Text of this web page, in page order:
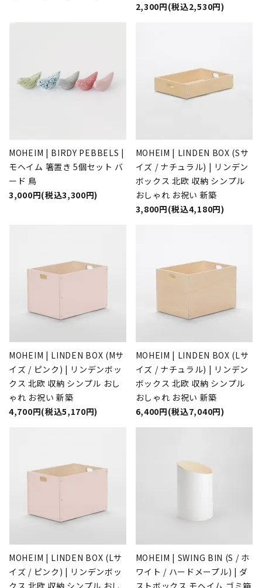
2,300円(税込2,530円)
MOHEIM | BIRDY PEBBELS |
モヘイム 箸置き 5個セット バ
ード 鳥
3,000円(税込3,300円)
MOHEIM | LINDEN BOX (Sサ
イズ / ナチュラル) | リンデン
ボックス 北欧 収納 シンプル
おしゃれ お祝い 新築
3,800円(税込4,180円)
MOHEIM | LINDEN BOX (Mサ
イズ / ピンク) | リンデンボッ
クス 北欧 収納 シンプル おし
ゃれ お祝い 新築
4,700円(税込5,170円)
MOHEIM | LINDEN BOX (Lサ
イズ / ナチュラル) | リンデン
ボックス 北欧 収納 シンプル
おしゃれ お祝い 新築
6,400円(税込7,040円)
MOHEIM | LINDEN BOX (Lサ
イズ / ピンク) | リンデンボッ
クス 北欧 収納 シンプル おし
MOHEIM | SWING BIN (S / ホ
ワイト / ハードメープル) | ダ
ストボックス モヘイム ゴミ箱